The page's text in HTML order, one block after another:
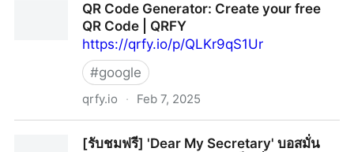
QR Code Generator: Create your free
QR Code | QRFY
https://qrfy.io/p/QLKr9qS1Ur
#google
qrfy.io · Feb 7, 2025
[รับชมฟรี] 'Dear My Secretary' บอสมั่น